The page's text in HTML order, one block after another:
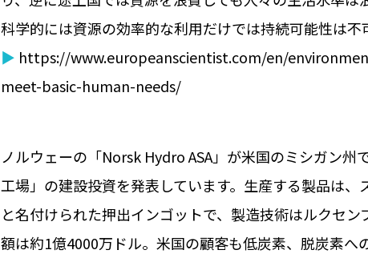
科学的には資源の効率的な利用だけでは持続可能性は不
▶ https://www.europeanscientist.com/en/
meet-basic-human-needs/
ノルウェーの「Norsk Hydro ASA」が米国のミシガン
工場」の建設投資を発表しています。生産する製品は
と名付けられた押出インゴットで、製造技術はルクセ
額は約1億4000万ドル。米国の顧客も低炭素、脱炭素へ